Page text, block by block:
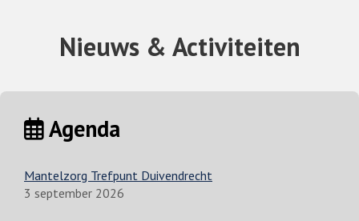
Nieuws & Activiteiten
Agenda
Mantelzorg Trefpunt Duivendrecht
3 september 2026